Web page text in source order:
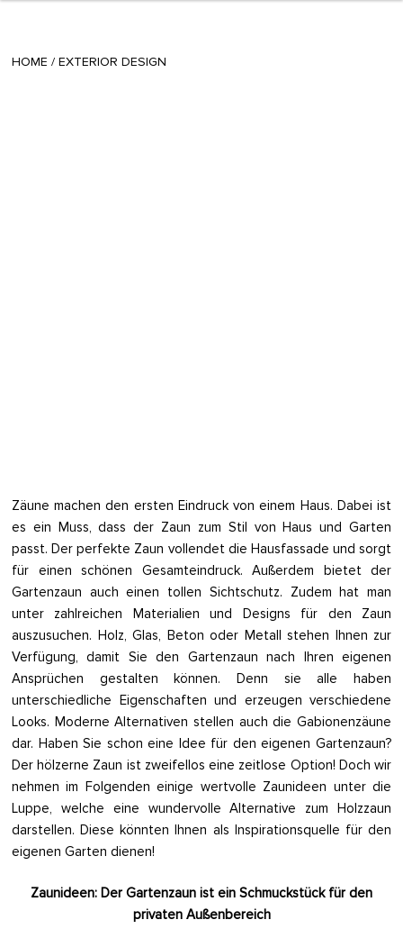
HOME / EXTERIOR DESIGN
Zäune machen den ersten Eindruck von einem Haus. Dabei ist
es ein Muss, dass der Zaun zum Stil von Haus und Garten
passt. Der perfekte Zaun vollendet die Hausfassade und sorgt
für einen schönen Gesamteindruck. Außerdem bietet der
Gartenzaun auch einen tollen Sichtschutz. Zudem hat man
unter zahlreichen Materialien und Designs für den Zaun
auszusuchen. Holz, Glas, Beton oder Metall stehen Ihnen zur
Verfügung, damit Sie den Gartenzaun nach Ihren eigenen
Ansprüchen gestalten können. Denn sie alle haben
unterschiedliche Eigenschaften und erzeugen verschiedene
Looks. Moderne Alternativen stellen auch die Gabionenzäune
dar. Haben Sie schon eine Idee für den eigenen Gartenzaun?
Der hölzerne Zaun ist zweifellos eine zeitlose Option! Doch wir
nehmen im Folgenden einige wertvolle Zaunideen unter die
Luppe, welche eine wundervolle Alternative zum Holzzaun
darstellen. Diese könnten Ihnen als Inspirationsquelle für den
eigenen Garten dienen!
Zaunideen: Der Gartenzaun ist ein Schmuckstück für den
privaten Außenbereich